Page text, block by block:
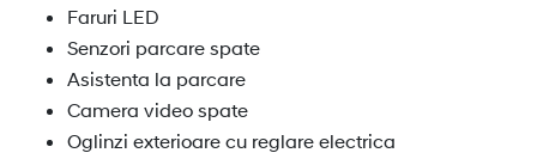
Faruri LED
Senzori parcare spate
Asistenta la parcare
Camera video spate
Oglinzi exterioare cu reglare electrica